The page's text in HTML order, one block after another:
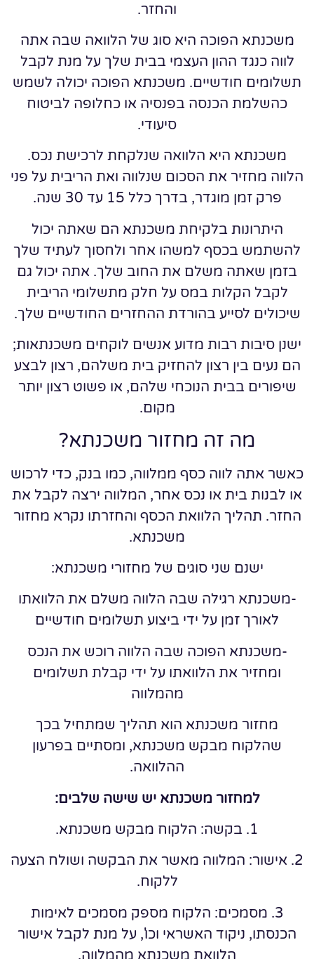
והחזר.
משכנתא הפוכה היא סוג של הלוואה שבה אתה
לווה כנגד ההון העצמי בבית שלך על מנת לקבל
תשלומים חודשיים. משכנתא הפוכה יכולה לשמש
כהשלמת הכנסה בפנסיה או כחלופה לביטוח
סיעודי.
משכנתא היא הלוואה שנלקחת לרכישת נכס.
הלווה מחזיר את הסכום שנלווה ואת הריבית על פני
פרק זמן מוגדר, בדרך כלל 15 עד 30 שנה.
היתרונות בלקיחת משכנתא הם שאתה יכול
להשתמש בכסף למשהו אחר ולחסוך לעתיד שלך
בזמן שאתה משלם את החוב שלך. אתה יכול גם
לקבל הקלות במס על חלק מתשלומי הריבית
שיכולים לסייע בהורדת ההחזרים החודשיים שלך.
ישנן סיבות רבות מדוע אנשים לוקחים משכנתאות;
הם נעים בין רצון להחזיק בית משלהם, רצון לבצע
שיפורים בבית הנוכחי שלהם, או פשוט רצון יותר
מקום.
מה זה מחזור משכנתא?
כאשר אתה לווה כסף ממלווה, כמו בנק, כדי לרכוש
או לבנות בית או נכס אחר, המלווה ירצה לקבל את
החזר. תהליך הלוואת הכסף והחזרתו נקרא מחזור
משכנתא.
ישנם שני סוגים של מחזורי משכנתא:
-משכנתא רגילה שבה הלווה משלם את הלוואתו
לאורך זמן על ידי ביצוע תשלומים חודשיים
-משכנתא הפוכה שבה הלווה רוכש את הנכס
ומחזיר את הלוואתו על ידי קבלת תשלומים
מהמלווה
מחזור משכנתא הוא תהליך שמתחיל בכך
שהלקוח מבקש משכנתא, ומסתיים בפרעון
ההלוואה.
למחזור משכנתא יש שישה שלבים:
1. בקשה: הלקוח מבקש משכנתא.
2. אישור: המלווה מאשר את הבקשה ושולח הצעה
ללקוח.
3. מסמכים: הלקוח מספק מסמכים לאימות
הכנסתו, ניקוד האשראי וכו', על מנת לקבל אישור
הלוואת משכנתא מהמלווה.